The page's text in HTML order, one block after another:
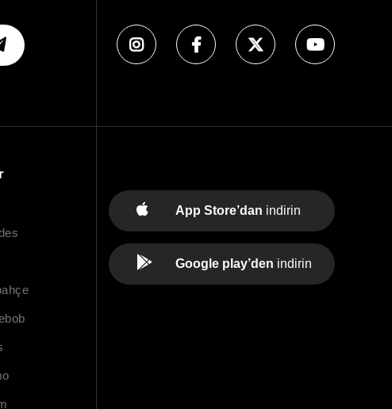
App Store’dan indirin
Google play’den indirin